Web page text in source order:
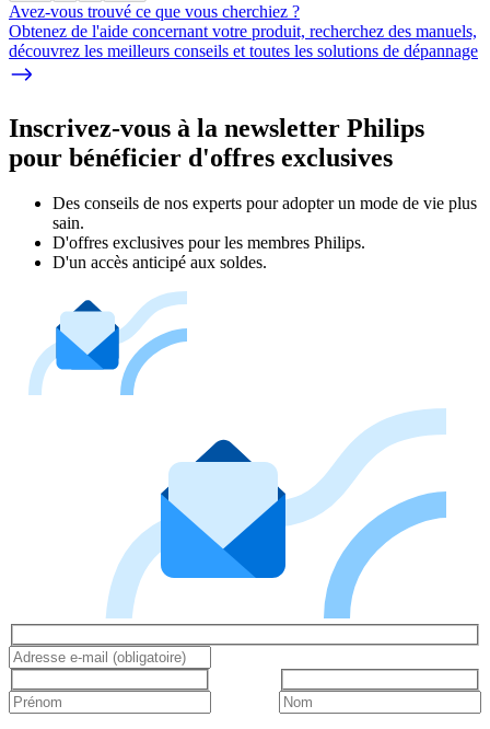
Avez-vous trouvé ce que vous cherchiez ?
Obtenez de l'aide concernant votre produit, recherchez des manuels,
découvrez les meilleurs conseils et toutes les solutions de dépannage
Inscrivez-vous à la newsletter Philips
pour bénéficier d'offres exclusives
Des conseils de nos experts pour adopter un mode de vie plus
sain.
D'offres exclusives pour les membres Philips.
D'un accès anticipé aux soldes.